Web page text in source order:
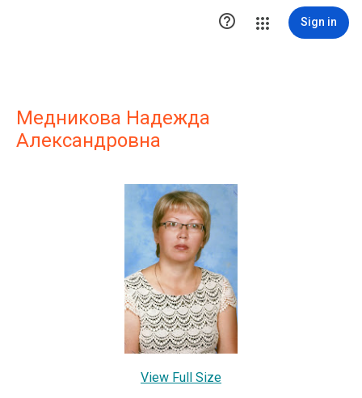
 Sign in
Медникова Надежда
Александровна
View Full Size